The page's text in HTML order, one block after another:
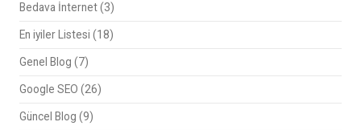
Bedava İnternet(3)
En iyiler Listesi (18)
Genel Blog (7)
Google SEO (26)
Güncel Blog (9)